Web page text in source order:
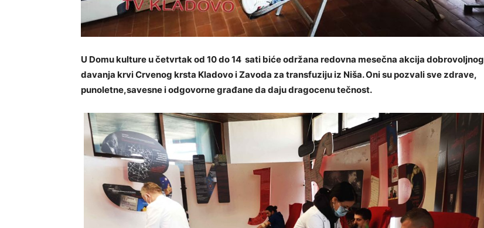
U Domu kulture u četvrtak od 10 do 14 sati biće održana redovna mesečna akcija dobrovoljnog
davanja krvi Crvenog krsta Kladovo i Zavoda za transfuziju iz Niša. Oni su pozvali sve zdrave,
punoletne,savesne i odgovorne građane da daju dragocenu tečnost.